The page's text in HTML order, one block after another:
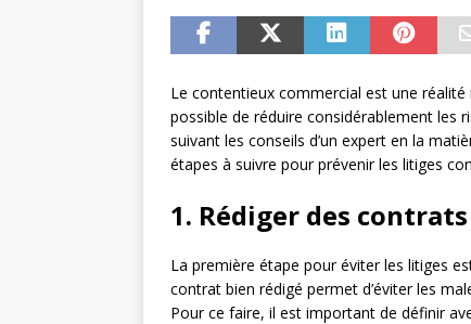
Le contentieux commercial est une
possible de réduire considérablement les
suivant les conseils d’un expert en la
étapes à suivre pour prévenir les litiges
1. Rédiger des
La première étape pour éviter les litiges
contrat bien rédigé permet d’éviter les
Pour ce faire, il est important de définir